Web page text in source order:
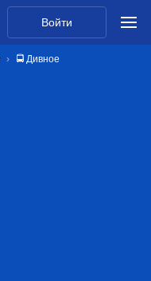
Войти
🚍 Дивное